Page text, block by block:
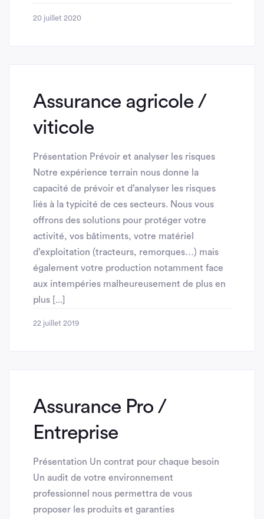
20 juillet 2020
Assurance agricole /
viticole
Présentation Prévoir et analyser les risques
Notre expérience terrain nous donne la
capacité de prévoir et d’analyser les risques
liés à la typicité de ces secteurs. Nous vous
offrons des solutions pour protéger votre
activité, vos bâtiments, votre matériel
d’exploitation (tracteurs, remorques…) mais
également votre production notamment face
aux intempéries malheureusement de plus en
plus [...]
22 juillet 2019
Assurance Pro /
Entreprise
Présentation Un contrat pour chaque besoin
Un audit de votre environnement
professionnel nous permettra de vous
proposer les produits et garanties